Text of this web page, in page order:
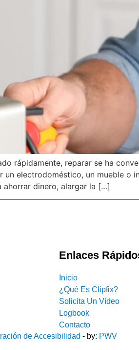
rápidamente, reparar se ha
electrodoméstico, un mueble o
ahorrar dinero, alargar la […]
Enlaces
Inicio
¿Qué Es Clipfix?
Solicita Un Vídeo
Logbook
Contacto
de Accesibilidad - by: PWV